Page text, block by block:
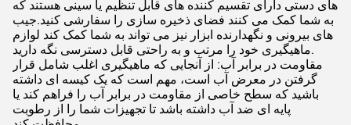
های دستی دارای تقسیم کننده های قابل تنظیم یا سینی هستند که
به شما کمک می کنند فضای ذخیره سازی را سفارشی کنید.جیب
های بیرونی و نگهدارنده ابزار نیز می تواند به شما کمک کند لوازم
ماهیگیری خود را مرتب و به راحتی قابل دسترسی نگه دارید.
مقاومت در برابر آب: از آنجایی که ماهیگیری اغلب شامل قرار
گرفتن در معرض آب است، مهم است که یک کیسه ای داشته
باشید که سطح خاصی از مقاومت در برابر آب را فراهم کند یا
پایه ای ضد آب داشته باشد تا تجهیزات شما را از رطوبت